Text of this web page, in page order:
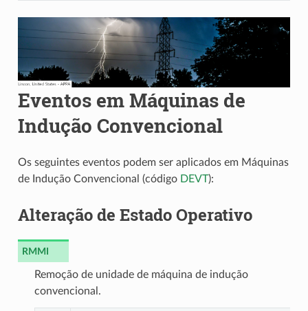
Eventos em Máquinas de
Indução Convencional
Os seguintes eventos podem ser aplicados em Máquinas
de Indução Convencional (código DEVT):
Alteração de Estado Operativo
RMMI
Remoção de unidade de máquina de indução
convencional.